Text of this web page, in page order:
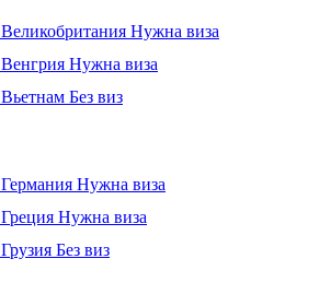
Великобритания Нужна виза
Венгрия Нужна виза
Вьетнам Без виз
Германия Нужна виза
Греция Нужна виза
Грузия Без виз